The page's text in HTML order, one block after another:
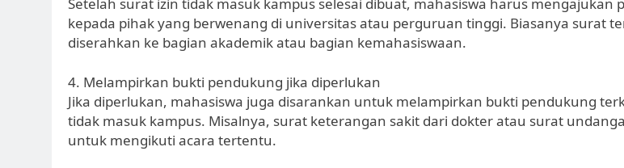
kepada pihak yang berwenang di universitas atau perguruan tinggi. Biasanya surat
diserahkan ke bagian akademik atau bagian kemahasiswaan.
4. Melampirkan bukti pendukung jika diperlukan
Jika diperlukan, mahasiswa juga disarankan untuk melampirkan bukti pendukung
tidak masuk kampus. Misalnya, surat keterangan sakit dari dokter atau surat
untuk mengikuti acara tertentu.